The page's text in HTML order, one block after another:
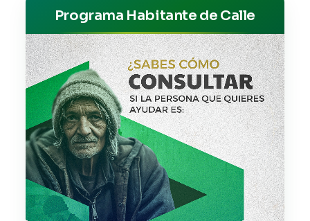
Programa Habitante de Calle